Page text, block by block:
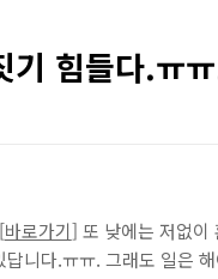
힘들다.ㅠ
바로가기] 또 낮에는 저없이
니다.ㅠㅠ. 그래도 일은